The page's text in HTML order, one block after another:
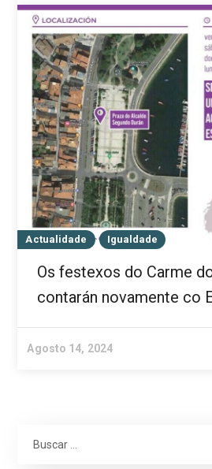
Actualidade Igualdade
Os festexos do Carme
contarán novamente co
Agosto 14, 2024